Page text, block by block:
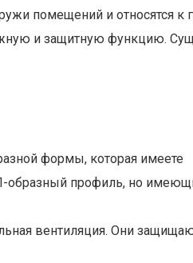
помещений и относятся к
и защитную функцию.
формы, которая имеете
образный профиль, но
вентиляция. Они